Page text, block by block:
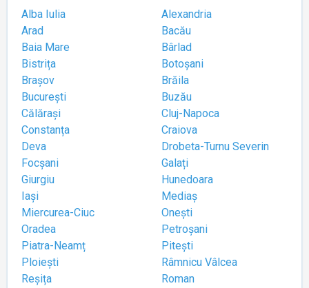
Alba Iulia
Alexandria
Arad
Bacău
Baia Mare
Bârlad
Bistrița
Botoșani
Brașov
Brăila
București
Buzău
Călărași
Cluj-Napoca
Constanța
Craiova
Deva
Drobeta-Turnu Severin
Focșani
Galați
Giurgiu
Hunedoara
Iași
Mediaș
Miercurea-Ciuc
Onești
Oradea
Petroșani
Piatra-Neamț
Pitești
Ploiești
Râmnicu Vâlcea
Reșița
Roman